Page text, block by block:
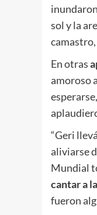
sol y la
En otras
amoroso
“Geri
aliviarse
Mundial
cantar a
fueron